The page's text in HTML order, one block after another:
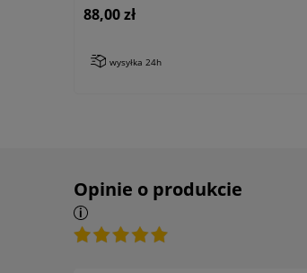
88,00 zł
wysyłka 24h
Opinie o produkcie